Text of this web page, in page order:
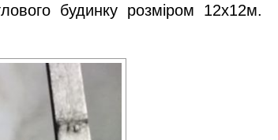
будинку розміром 12х12м.